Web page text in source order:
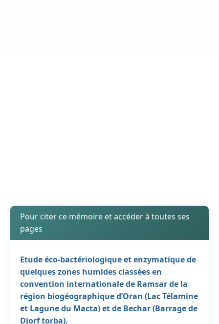
Pour citer ce mémoire et accéder à toutes ses
pages
Etude éco-bactériologique et enzymatique de
quelques zones humides classées en
convention internationale de Ramsar de la
région biogéographique d’Oran (Lac Télamine
et Lagune du Macta) et de Bechar (Barrage de
Djorf torba).